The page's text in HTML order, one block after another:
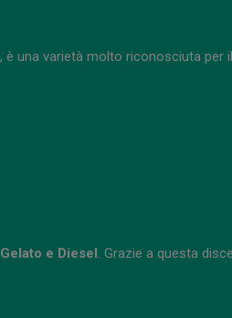
è una varietà molto riconosciuta per
Gelato e Diesel . Grazie a questa